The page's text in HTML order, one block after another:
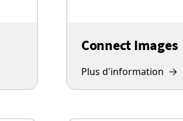
Connect Images
Plus d'information